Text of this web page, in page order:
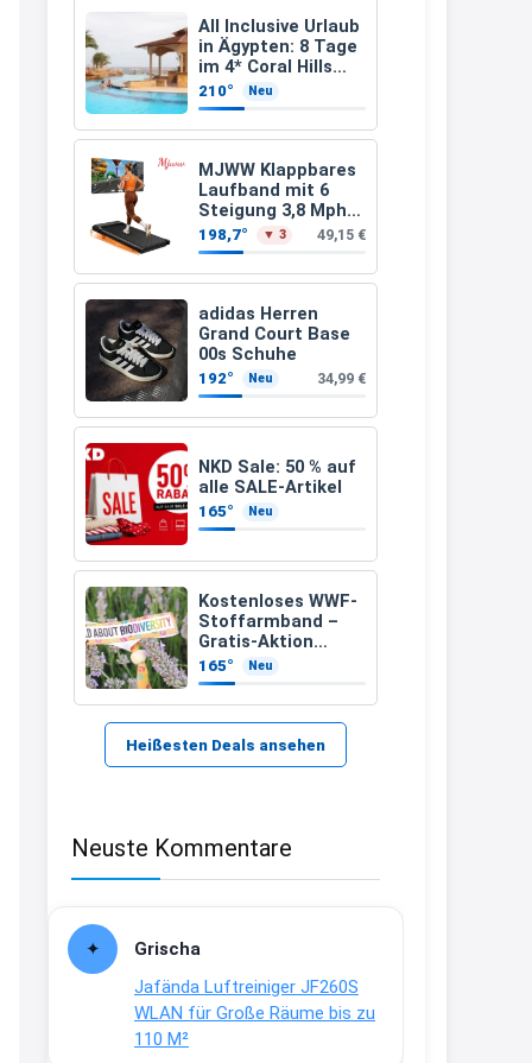
Apfelfaser)
All Inclusive Urlaub
in Ägypten: 8 Tage
im 4* Coral Hills
Resort Marsa Alam
inkl. Flüge ab 299 €
p.P.
210° Neu
MJWW Klappbares
Laufband mit 6
Steigung 3,8 Mph/6
Km/h Walking
198,7° ▼ 3 49,15 €
adidas Herren
Grand Court Base
00s Schuhe
192° Neu 34,99 €
NKD Sale: 50 % auf
alle SALE-Artikel
165° Neu
Kostenloses WWF-
Stoffarmband –
Gratis-Aktion
inklusive Versand
165° Neu
Heißesten Deals ansehen
Neuste Kommentare
Grischa
Jafända Luftreiniger JF260S
WLAN für Große Räume bis zu
110 M²
müsste schon stornieren und
nochmal bestellen, da man
Rabattcodes oder auch
Geschenkgutscheine im
Warenkorb oder an der Kasse
VOR dem Kauf einlösen kann.
17:06
↩
Och siche den Gutschein
fürmeggelebaguetts
Kerstin
Meggle bagett Gutschein code
21:37
↩
Kerstin
Bei EDEKA
↩
29.07www.haribo.com/de-
↩
Joachim
Ab diesem Jahr gibt es keine